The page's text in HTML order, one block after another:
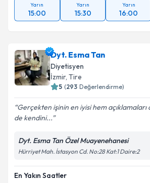
Yarın
15:00
Yarın
15:30
Yarın
16:00
Dyt. Esma Tan
Diyetisyen
İzmir, Tire
5 (293 Değerlendirme)
Gerçekten işinin en iyisi hem açıklamaları
de kendini...
Dyt. Esma Tan Özel Muayenehanesi
Hürriyet Mah. İstasyon Cd. No:28 Kat:1 Daire:2
En Yakın Saatler